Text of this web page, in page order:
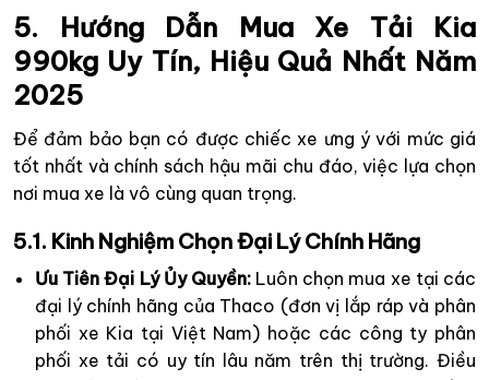
5. Hướng Dẫn Mua Xe Tải Kia
990kg Uy Tín, Hiệu Quả Nhất Năm
2025
Để đảm bảo bạn có được chiếc xe ưng ý với mức giá
tốt nhất và chính sách hậu mãi chu đáo, việc lựa chọn
nơi mua xe là vô cùng quan trọng.
5.1. Kinh Nghiệm Chọn Đại Lý Chính Hãng
Ưu Tiên Đại Lý Ủy Quyền:Luôn chọn mua xe tại các
đại lý chính hãng của Thaco (đơn vị lắp ráp và phân
phối xe Kia tại Việt Nam) hoặc các công ty phân
phối xe tải có uy tín lâu năm trên thị trường. Điều